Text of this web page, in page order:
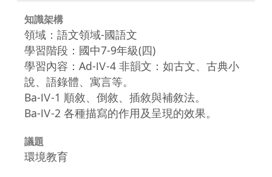
知識架構
領域：語文領域-國語文
學習階段：國中7-9年級(四)
學習內容：Ad-Ⅳ-4 非韻文：如古文、古典小
說、語錄體、寓言等。
Ba-Ⅳ-1 順敘、倒敘、插敘與補敘法。
Ba-Ⅳ-2 各種描寫的作用及呈現的效果。
議題
環境教育